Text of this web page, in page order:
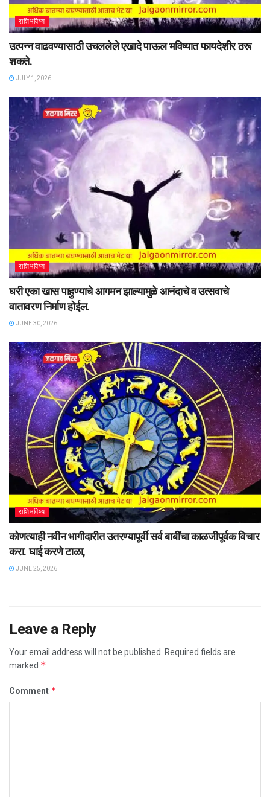
राशिभविष्य
उत्पन्न वाढवण्यासाठी उचललेले एखादे पाऊल भविष्यात फायदेशीर ठरू
शकते.
JULY 1, 2026
राशिभविष्य
घरी एका खास पाहुण्याचे आगमन झाल्यामुळे आनंदाचे व उत्सवाचे
वातावरण निर्माण होईल.
JUNE 30, 2026
राशिभविष्य
कोणत्याही नवीन भागीदारीत उतरण्यापूर्वी सर्व बाबींचा काळजीपूर्वक विचार
करा. घाई करणे टाळा,
JUNE 25, 2026
Leave a Reply
Your email address will not be published.
Required fields are
marked *
Comment *